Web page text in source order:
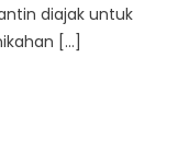
diajak untuk
[…]